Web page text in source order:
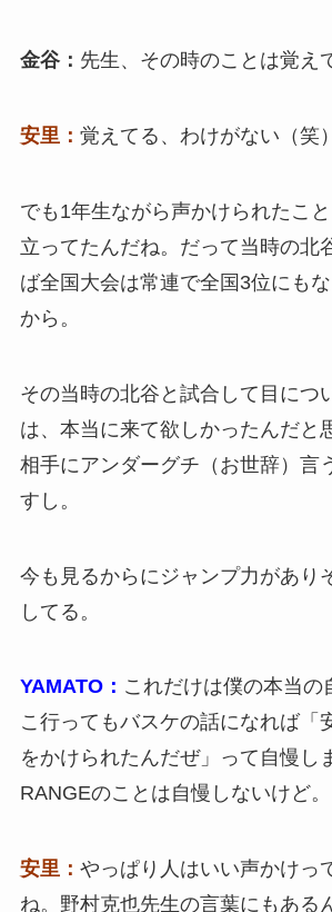
金谷： 先生、その時のことは覚え
安里： 覚えてる、わけがない（笑）
でも1年生ながら声かけられたこ
立ってたんだね。だって当時の北
ば全国大会は常連で全国3位にも
から。
その当時の北谷と試合して目につ
は、本当に来て欲しかったんだと
相手にアンダーグチ（お世辞）言
すし。
今も見るからにジャンプ力があり
してる。
YAMATO： これだけは僕の本当の
こ行ってもバスケの話になれば「
をかけられたんだぜ」って自慢し
RANGEのことは自慢しないけど。
安里： やっぱり人はいい声かけっ
ね。野村克也先生の言葉にもある